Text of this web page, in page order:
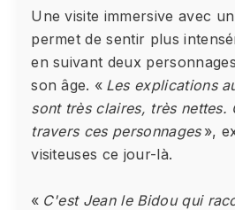
Une visite immersive avec
permet de sentir plus
en suivant deux
son âge. « Les explications
sont très claires, très nettes.
travers ces personnages»,
visiteuses ce jour-là.
« C'est Jean le Bidou qui